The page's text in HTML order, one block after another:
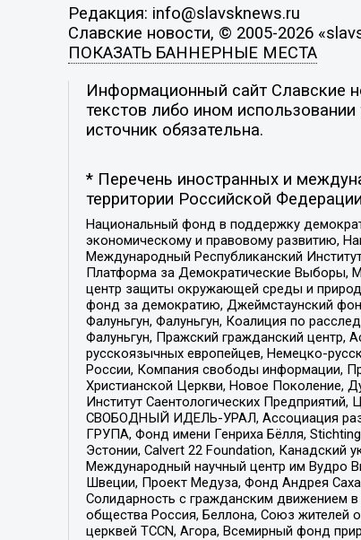
Редакция: info@slavsknews.ru
Славские новости, © 2005-2026
ПОКАЗАТЬ БАННЕРНЫЕ МЕСТА
Информационный сайт Славские
текстов либо ином
источник обязательна.
* Перечень иностранных и
территории Российской
Национальный фонд в поддержку
экономическому и правовому развитию,
Международный Республиканский
Платформа за Демократические Выборы,
центр защиты окружающей среды и
фонд за демократию, Джеймстаунский
Фалуньгун, Фалуньгун, Коалиция по
Фалуньгун, Пражский гражданский центр,
русскоязычных европейцев, Немецко-
России, Компания свободы информации,
Христианской Церкви, Новое Поколение,
Институт Саентологических
СВОБОДНЫЙ ИДЕЛЬ-УРАЛ, Ассоциация
ГРУПА, Фонд имени Генриха Бёлля,
Эстонии, Calvert 22 Foundation, Канадский
Международный научный центр им Вудро
Швеции, Проект Медуза, Фонд Андрея
Солидарность с гражданским движением в
общества Россия, Беллона, Союз жителей
церквей TCCN, Агора, Всемирный фонд